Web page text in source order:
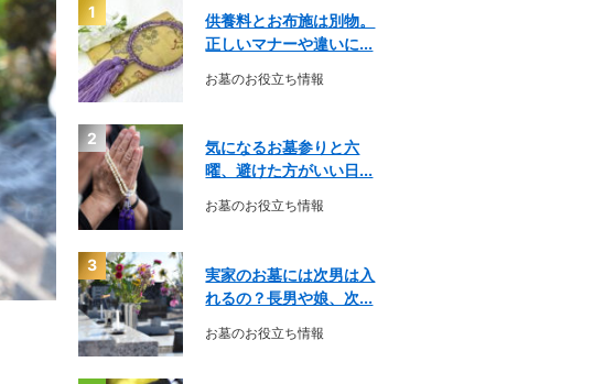
1
供養料とお布施は別物。
正しいマナーや違いに...
お墓のお役立ち情報
2
気になるお墓参りと六
曜、避けた方がいい日...
お墓のお役立ち情報
3
実家のお墓には次男は入
れるの？長男や娘、次...
お墓のお役立ち情報